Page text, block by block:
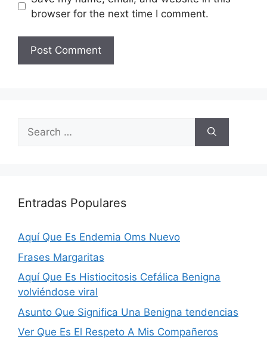
browser for the next time I comment.
Search
for:
Entradas Populares
Aquí Que Es Endemia Oms Nuevo
Frases Margaritas
Aquí Que Es Histiocitosis Cefálica Benigna
volviéndose viral
Asunto Que Significa Una Benigna tendencias
Ver Que Es El Respeto A Mis Compañeros